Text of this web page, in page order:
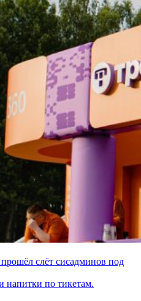
слёт сисадминов под
напитки по тикетам.